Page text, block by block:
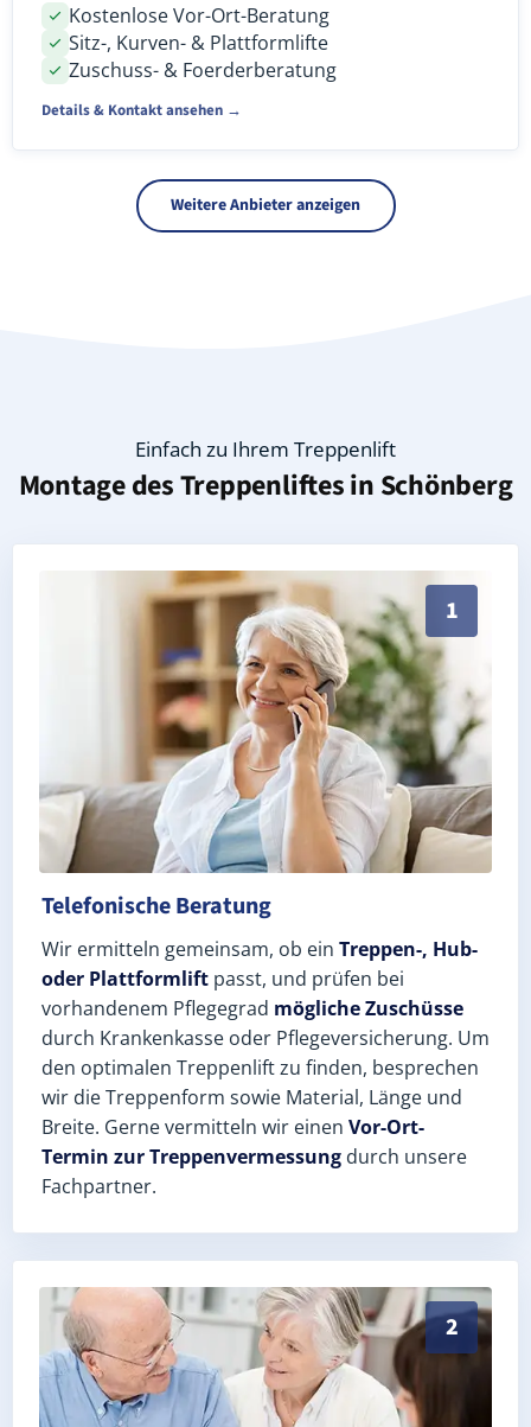
Kostenlose Vor-Ort-Beratung
Sitz-, Kurven- & Plattformlifte
Zuschuss- & Foerderberatung
Details & Kontakt ansehen →
Weitere Anbieter anzeigen
Einfach zu Ihrem Treppenlift
Montage des Treppenliftes in Schönberg
1
Persönliche Treppenlift-Beratung in Schönberg
Telefonische Beratung
Wir ermitteln gemeinsam, ob ein Treppen-, Hub-
oder Plattformlift passt, und prüfen bei
vorhandenem Pflegegrad mögliche Zuschüsse
durch Krankenkasse oder Pflegeversicherung. Um
den optimalen Treppenlift zu finden, besprechen
wir die Treppenform sowie Material, Länge und
Breite. Gerne vermitteln wir einen Vor-Ort-
Termin zur Treppenvermessung durch unsere
Fachpartner.
2
Exaktes Aufmaß in Schönberg (Landkreis Zwickau)